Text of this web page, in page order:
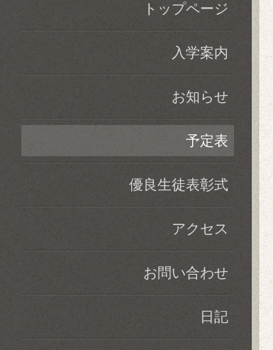
トップページ
入学案内
お知らせ
予定表
優良生徒表彰式
アクセス
お問い合わせ
日記